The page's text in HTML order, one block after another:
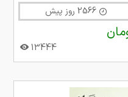
2566 روز پیش
13444